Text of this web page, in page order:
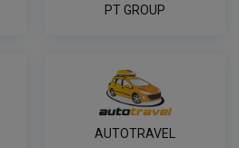
PT GROUP
AUTOTRAVEL